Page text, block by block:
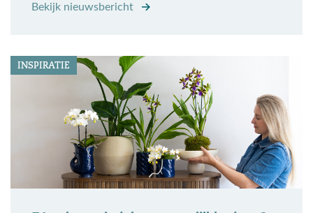
Bekijk nieuwsbericht
INSPIRATIE